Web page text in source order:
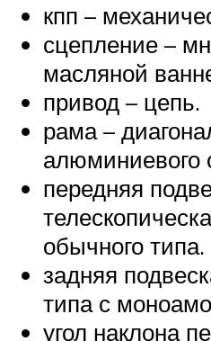
кпп –
сцепление –
масляной
привод – цепь.
рама –
алюминиевого
передняя
обычного типа.
задняя
типа с
угол наклона